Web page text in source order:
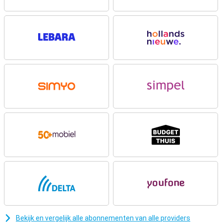
Het toestel ziet er stijlvol uit en is ook nog eens erg stevig. Het
Daarnaast is hij spatwaterdicht met een IP64-classificatie en
voorzien van Corning Gorilla Glass 3, zodat je scherm goed
Motorola G06 Power. Het 6.88 inch HD+ scherm met 120Hz
bovendien extra responsief, ook met natte vingers.
Camera
de Moto G06 Power staat voor je klaar. De slimme Quad Pixel-
camera met 50 MP hoofdsensor maakt heldere en scherpe foto’s,
ook in het donker dankzij Auto Night Vision. Met handige modi zoals
portret, panorama, slowmotion en timelapse leg je elk moment op
jouw manier vast. Achteraf bewerken doe je eenvoudig via Google
foto’s zien er altijd professioneel uit. De camera is bovendien
uitgerust met Google Lens, waarmee je makkelijk objecten en
Bekijk en vergelijk alle abonnementen van alle providers